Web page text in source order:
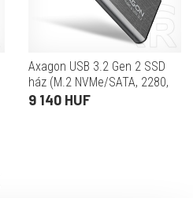
Axagon USB 3.2 Gen 2 SSD
ház (M.2 NVMe/SATA, 2280,
10 Gbps, USB-C, ezüst)
9 140 HUF